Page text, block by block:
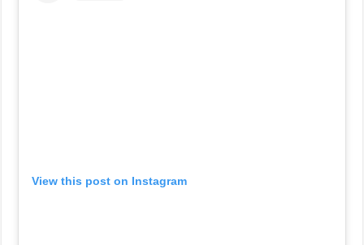
View this post on Instagram